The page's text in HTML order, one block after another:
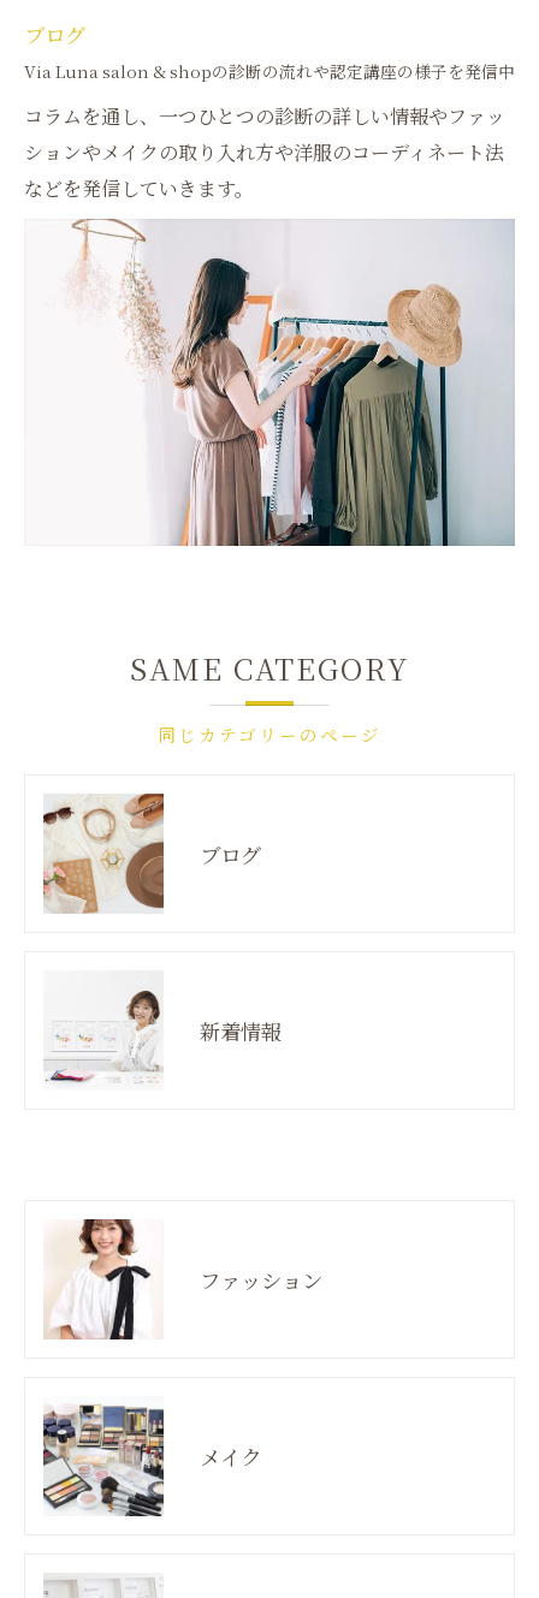
ブログ
Via Luna salon & shopの診断の流れや認定講座の様子を発信中
コラムを通し、一つひとつの診断の詳しい情報やファッ
ションやメイクの取り入れ方や洋服のコーディネート法
などを発信していきます。
同じカテゴリーのページ
SAME CATEGORY
ブログ
新着情報
ファッション
メイク